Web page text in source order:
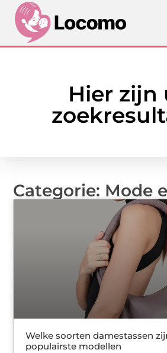
Hier zijn
Categorie: Mode
Welke soorten damestassen
populairste modellen